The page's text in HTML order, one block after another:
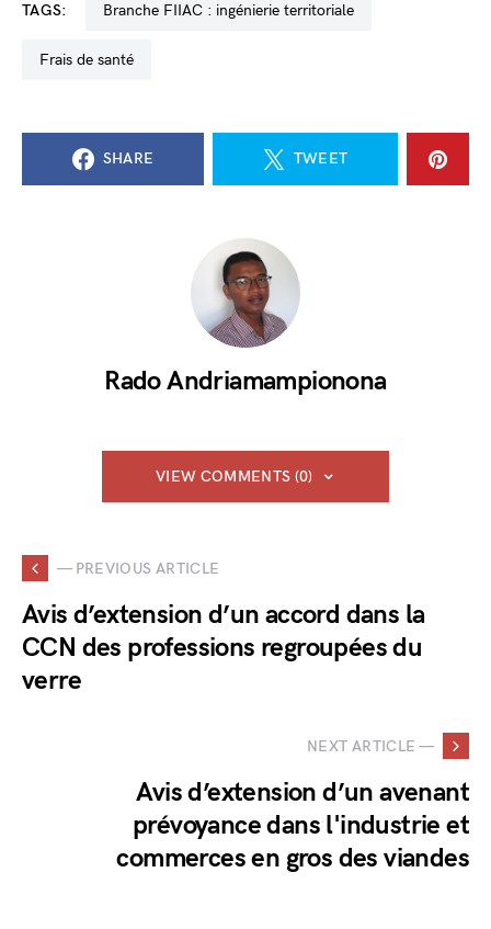
TAGS: branche FIIAC : ingénierie territoriale
frais de santé
SHARE TWEET
Rado Andriamampionona
VIEW COMMENTS (0)
— PREVIOUS ARTICLE
Avis d’extension d’un accord dans la
CCN des professions regroupées du
verre
NEXT ARTICLE —
Avis d’extension d’un avenant
prévoyance dans l'industrie et
commerces en gros des viandes